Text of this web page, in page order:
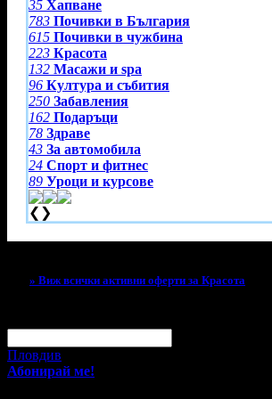
35 Хапване
783 Почивки в България
615 Почивки в чужбина
223 Красота
132 Масажи и spa
96 Култура и събития
250 Забавления
162 Подаръци
78 Здраве
43 За автомобила
24 Спорт и фитнес
89 Уроци и курсове
❮ ❯
» Виж всички активни оферти за Красота
Пловдив
Абонирай ме!